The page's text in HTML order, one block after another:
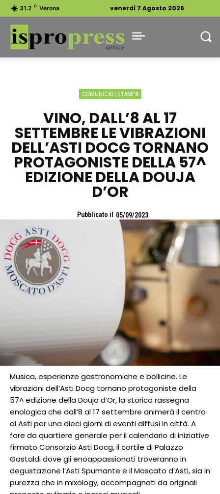
31.2 C Verona venerdì 7 Agosto 2026
COMUNICATI STAMPA
VINO, DALL’8 AL 17
SETTEMBRE LE VIBRAZIONI
DELL’ASTI DOCG TORNANO
PROTAGONISTE DELLA 57^
EDIZIONE DELLA DOUJA
D’OR
Pubblicato il 05/09/2023
Musica, esperienze gastronomiche e bollicine. Le
vibrazioni dell’Asti Docg tornano protagoniste della
57^ edizione della Douja d’Or, la storica rassegna
enologica che dall’8 al 17 settembre animerà il centro
di Asti per una dieci giorni di eventi diffusi in città. A
fare da quartiere generale per il calendario di iniziative
firmato Consorzio Asti Docg, il cortile di Palazzo
Gastaldi dove gli enoappassionati troveranno in
degustazione l’Asti Spumante e il Moscato d’Asti, sia in
purezza che in mixology, accompagnati da originali